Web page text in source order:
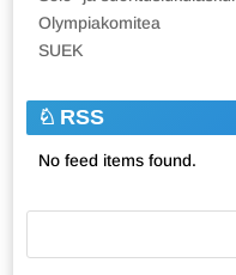
Olympiakomitea
SUEK
RSS
No feed items found.